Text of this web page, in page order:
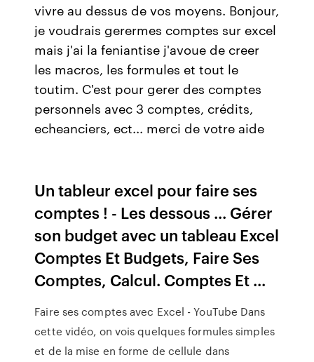
vivre au dessus de vos moyens. Bonjour,
je voudrais gerermes comptes sur excel
mais j'ai la feniantise j'avoue de creer
les macros, les formules et tout le
toutim. C'est pour gerer des comptes
personnels avec 3 comptes, crédits,
echeanciers, ect... merci de votre aide
Un tableur excel pour faire ses
comptes ! - Les dessous ... Gérer
son budget avec un tableau Excel
Comptes Et Budgets, Faire Ses
Comptes, Calcul. Comptes Et ...
Faire ses comptes avec Excel - YouTube Dans
cette vidéo, on vois quelques formules simples
et de la mise en forme de cellule dans